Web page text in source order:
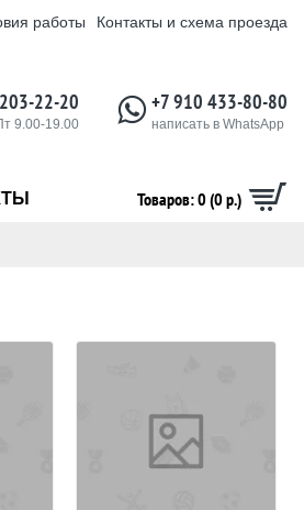
работы Контакты и схема проезда
22-20
9.00-19.00
+7 910 433-80-80
написать в WhatsApp
Товаров: 0 (0 р.)